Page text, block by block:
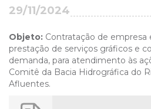
29/11/2024
Objeto: Contratação de empresa
prestação de serviços gráficos e
demanda, para atendimento às
Comitê da Bacia Hidrográfica do
Afluentes.